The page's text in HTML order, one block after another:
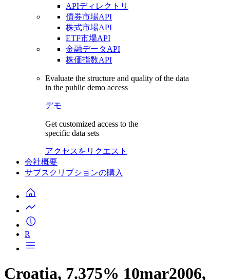
APIディレクトリ
債券市場API
株式市場API
ETF市場API
金融データAPI
株価指数API
Evaluate the structure and quality of the data
in the public demo access
デモ
Get customized access to the
specific data sets
アクセスをリクエスト
会社概要
サブスクリプションの購入
R
Croatia, 7.375% 10mar2006,